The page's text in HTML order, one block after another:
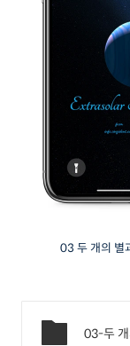
03 두 개의 별